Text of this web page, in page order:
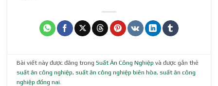
Bài viết này được đăng trongSuất Ăn Công Nghiệp và được gắn thẻ
suất ăn công nghiệp,suất ăn công nghiệp biên hòa,suất ăn công
nghiệp đồng nai